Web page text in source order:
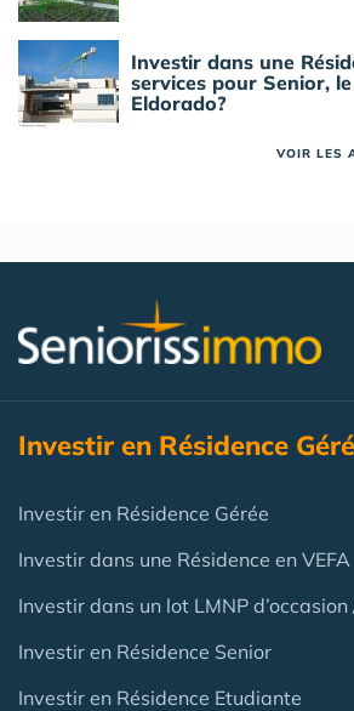
Investir dans une
services pour Senior,
Eldorado?
VOIR LES
Investir en Résidence
Investir en Résidence Gérée
Investir dans une Résidence en VEFA
Investir dans un lot LMNP
Investir en Résidence Senior
Investir en Résidence Etudiante